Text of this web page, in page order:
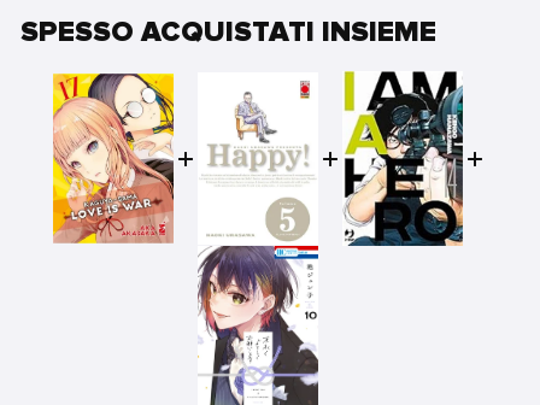
SPESSO ACQUISTATI INSIEME